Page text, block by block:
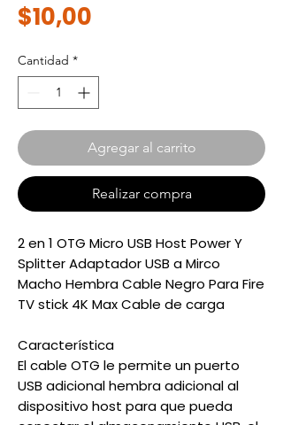
$10,00
Cantidad *
Agregar al carrito
Realizar compra
2 en 1 OTG Micro USB Host Power Y
Splitter Adaptador USB a Mirco
Macho Hembra Cable Negro Para Fire
TV stick 4K Max Cable de carga
Característica
El cable OTG le permite un puerto
USB adicional hembra adicional al
dispositivo host para que pueda